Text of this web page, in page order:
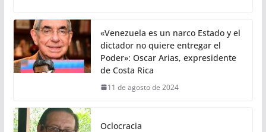
«Venezuela es un narco Estado y el
dictador no quiere entregar el
Poder»: Oscar Arias, expresidente
de Costa Rica
11 de agosto de 2024
Oclocracia